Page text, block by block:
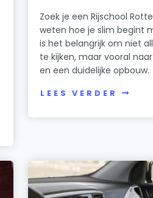
Zoek je een Rijschool
weten hoe je slim begint
is het belangrijk om niet
te kijken, maar vooral
en een duidelijke opbouw.
LEES VERDER